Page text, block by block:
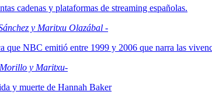
cadenas y plataformas de streaming españolas.
y Maritxu Olazábal -
que NBC emitió entre 1999 y 2006 que narra las
y Maritxu-
y muerte de Hannah Baker